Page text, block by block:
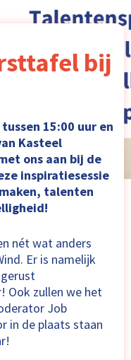
bij
15:00 uur en
Kasteel
ons aan bij de
inspiratiesessie
talenten
nét wat anders
Er is namelijk
Ook zullen we het
Job
in de plaats staan